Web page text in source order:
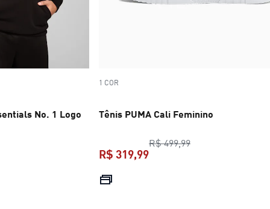
No. 1 Logo
1 COR
Tênis PUMA Cali Feminino
R$ 499,99preço original R$
R$ 319,99